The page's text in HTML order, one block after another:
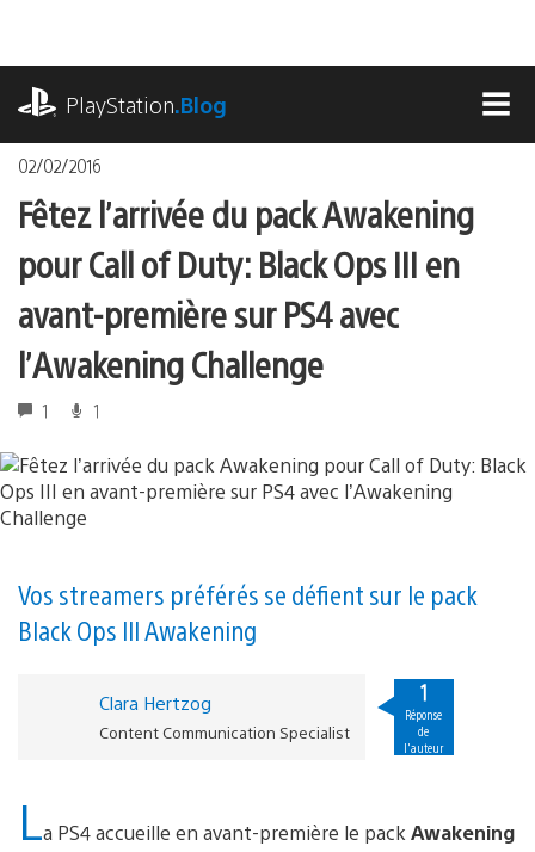
contenu
PlayStation.Blog
02/02/2016
Fêtez l’arrivée du pack Awakening
pour Call of Duty: Black Ops III en
avant-première sur PS4 avec
l’Awakening Challenge
1 1
Vos streamers préférés se défient sur le pack
Black Ops III Awakening
Clara Hertzog
Content Communication Specialist
1
Réponse
de
l'auteur
La PS4 accueille en avant-première le pack Awakening